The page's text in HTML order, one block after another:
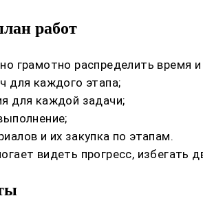
работ
грамотно распределить время
для каждого этапа;
для каждой задачи;
и их закупка по этапам.
видеть прогресс, избегать